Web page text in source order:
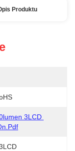
Produktu
3LCD